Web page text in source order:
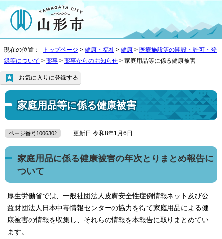
現在の位置： トップページ > 健康・福祉 > 健康 > 医療施設等の開設・許可・登
録等について > 薬事 > 薬事からのお知らせ > 家庭用品等に係る健康被害
家庭用品等に係る健康被害
お気に入りに登録する
ページ番号1006302 更新日 令和8年1月6日
家庭用品に係る健康被害の年次とりまとめ報告に
ついて
厚生労働省では、一般社団法人皮膚安全性症例情報ネット及び公
益財団法人日本中毒情報センターの協力を得て家庭用品による健
康被害の情報を収集し、それらの情報を本報告に取りまとめてい
ます。